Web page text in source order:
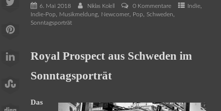
6. Mai 2018 Niklas Kolell 0 Kommentare Indie,
Indie-Pop, Musikmeldung, Newcomer, Pop, Schweden,
Sonntagsporträt
Royal Prospect aus Schweden im
Sonntagsporträt
Das